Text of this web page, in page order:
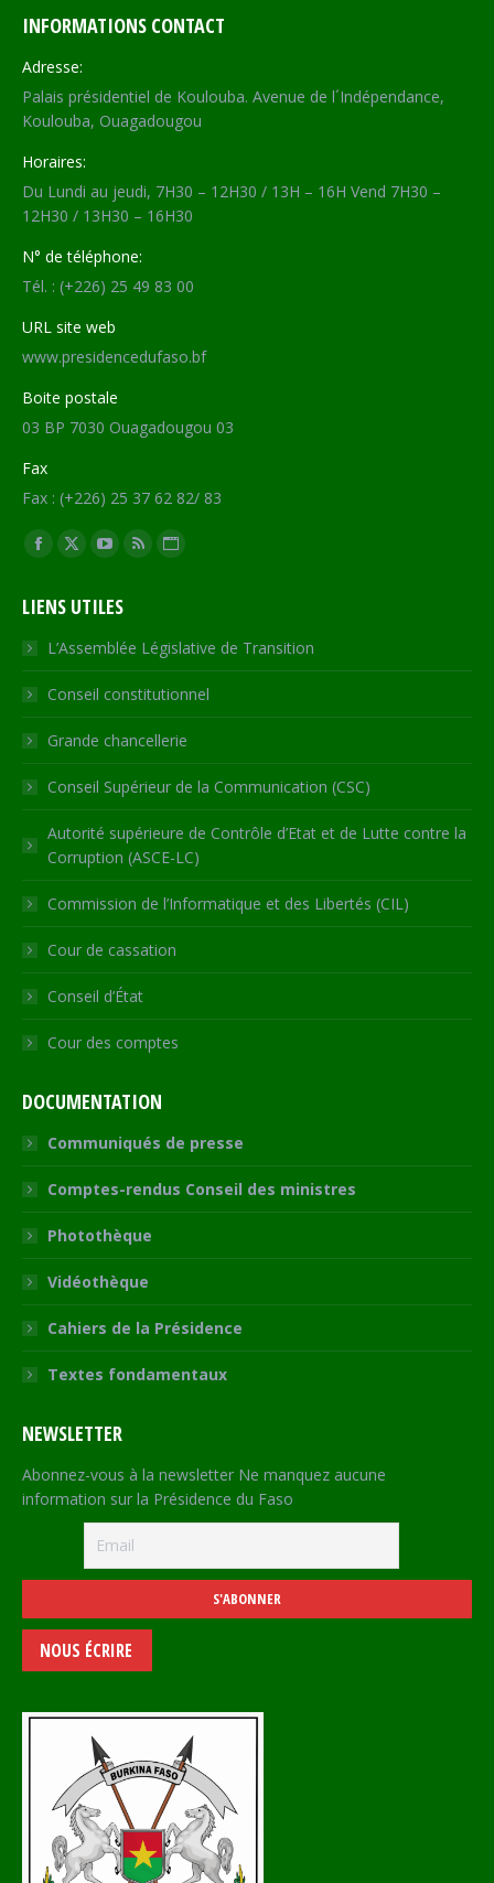
INFORMATIONS CONTACT
Adresse:
Palais présidentiel de Koulouba. Avenue de l´Indépendance,
Koulouba, Ouagadougou
Horaires:
Du Lundi au jeudi, 7H30 – 12H30 / 13H – 16H Vend 7H30 –
12H30 / 13H30 – 16H30
N° de téléphone:
Tél. : (+226) 25 49 83 00
URL site web
www.presidencedufaso.bf
Boite postale
03 BP 7030 Ouagadougou 03
Fax
Fax : (+226) 25 37 62 82/ 83
Trouvez nous sur :
Facebook
opens
in
new
window
X
opens
in
new
window
YouTube
opens
in
new
window
RSS
in
new
window
Site
opens
in
new
LIENS UTILES
L’Assemblée Législative de Transition
Conseil constitutionnel
Grande chancellerie
Conseil Supérieur de la Communication (CSC)
Autorité supérieure de Contrôle d’Etat et de Lutte contre la
Corruption (ASCE-LC)
Commission de l’Informatique et des Libertés (CIL)
Cour de cassation
Conseil d’État
Cour des comptes
DOCUMENTATION
Communiqués de presse
Comptes-rendus Conseil des ministres
Photothèque
Vidéothèque
Cahiers de la Présidence
Textes fondamentaux
NEWSLETTER
Abonnez-vous à la newsletter Ne manquez aucune
information sur la Présidence du Faso
NOUS ÉCRIRE